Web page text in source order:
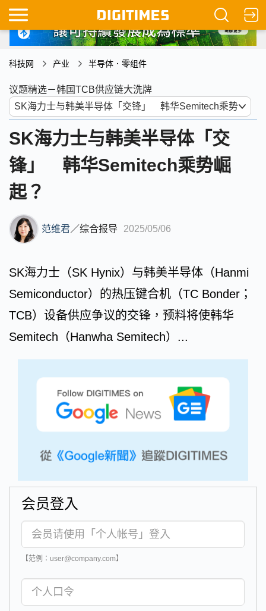
科技网 产业 半导体．零组件
议题精选－韩国TCB供应链大洗牌
SK海力士与韩美半导体「交
锋」 韩华Semitech乘势崛
起？
范维君／综合报导 2025/05/06
SK海力士（SK Hynix）与韩美半导体（Hanmi
Semiconductor）的热压键合机（TC Bonder；
TCB）设备供应争议的交锋，预料将使韩华
Semitech（Hanwha Semitech）...
会员登入
【范例：user@company.com】